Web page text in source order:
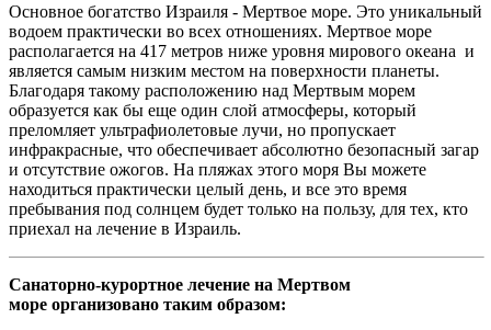
Основное богатство Израиля - Мертвое море. Это уникальный
водоем практически во всех отношениях. Мертвое море
располагается на 417 метров ниже уровня мирового океана и
является самым низким местом на поверхности планеты.
Благодаря такому расположению над Мертвым морем
образуется как бы еще один слой атмосферы, который
преломляет ультрафиолетовые лучи, но пропускает
инфракрасные, что обеспечивает абсолютно безопасный загар
и отсутствие ожогов. На пляжах этого моря Вы можете
находиться практически целый день, и все это время
пребывания под солнцем будет только на пользу, для тех, кто
приехал на лечение в Израиль.
Санаторно-курортное лечение на Мертвом
море организовано таким образом: